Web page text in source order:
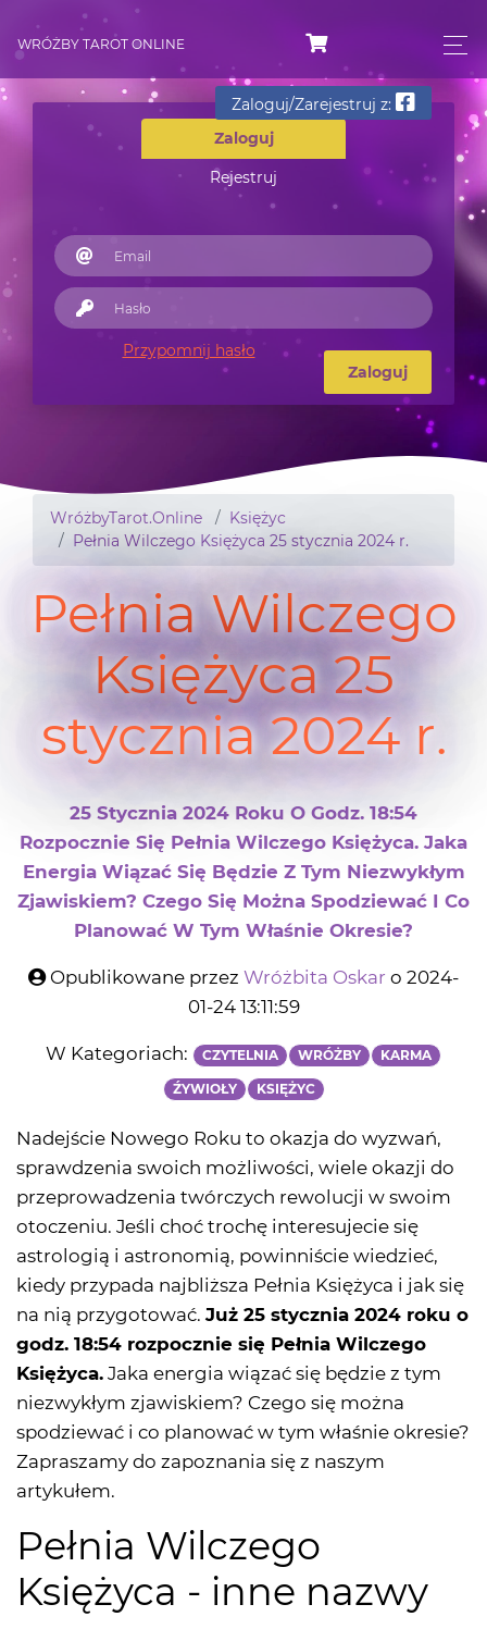
WRÓŻBY TAROT ONLINE
Zaloguj
Rejestruj
Zaloguj/Zarejestruj z:
Przypomnij hasło
Zaloguj
WróżbyTarot.Online
Księżyc
Pełnia Wilczego Księżyca 25 stycznia 2024 r.
Pełnia Wilczego
Księżyca 25
stycznia 2024 r.
25 Stycznia 2024 Roku O Godz. 18:54
Rozpocznie Się Pełnia Wilczego Księżyca. Jaka
Energia Wiązać Się Będzie Z Tym Niezwykłym
Zjawiskiem? Czego Się Można Spodziewać I Co
Planować W Tym Właśnie Okresie?
Opublikowane przez Wróżbita Oskar o 2024-
01-24 13:11:59
W Kategoriach: CZYTELNIA WRÓŻBY KARMA
ŹYWIOŁY KSIĘŻYC
Nadejście Nowego Roku to okazja do wyzwań,
sprawdzenia swoich możliwości, wiele okazji do
przeprowadzenia twórczych rewolucji w swoim
otoczeniu. Jeśli choć trochę interesujecie się
astrologią i astronomią, powinniście wiedzieć,
kiedy przypada najbliższa Pełnia Księżyca i jak się
na nią przygotować. Już 25 stycznia 2024 roku o
godz. 18:54 rozpocznie się Pełnia Wilczego
Księżyca. Jaka energia wiązać się będzie z tym
niezwykłym zjawiskiem? Czego się można
spodziewać i co planować w tym właśnie okresie?
Zapraszamy do zapoznania się z naszym
artykułem.
Pełnia Wilczego
Księżyca - inne nazwy